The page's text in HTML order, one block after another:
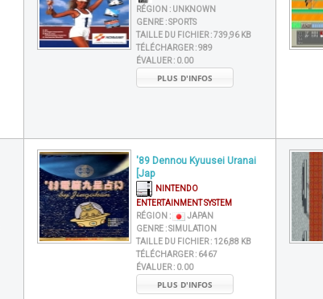
RÉGION : UNKNOWN
GENRE :SPORTS
TAILLE DU FICHIER :739,96 KB
TÉLÉCHARGER :989
ÉVALUER : 0.00
PLUS D'INFOS
'89 Dennou Kyuusei Uranai
[Jap
NINTENDO
ENTERTAINMENT SYSTEM
RÉGION :
JAPAN
GENRE :SIMULATION
TAILLE DU FICHIER : 126,88 KB
TÉLÉCHARGER : 6467
ÉVALUER : 0.00
PLUS D'INFOS